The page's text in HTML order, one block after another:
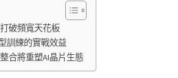
破頻寬天花板
訓練的實戰效益
合將重塑AI晶片生態